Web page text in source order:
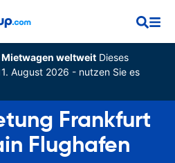
Mietwagen weltweitDieses
August 2026 - nutzen Sie es
Frankfurt
Flughafen